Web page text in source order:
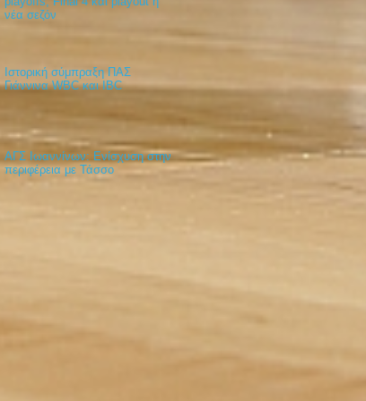
νέα σεζόν
Ιστορική σύμπραξη ΠΑΣ
Γιάννινα WBC και IBC
ΑΓΣ Ιωαννίνων: Ενίσχυση στην
περιφέρεια με Τάσσο